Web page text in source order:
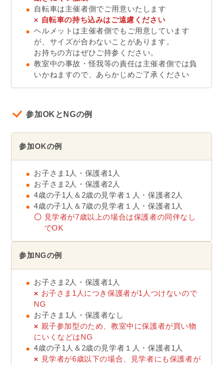
自転車は主催者側でご用意いたします
× 自転車の持ち込みはご遠慮ください
ヘルメットは主催者側でもご用意しています
が、サイズが合わないことがあります。
お持ちの方はぜひご持参ください。
教室中の事故・怪我等の責任は主催者側では負
いかねますので、あらかじめご了承ください
参加OKとNGの例
参加OKの例
お子さま1人・保護者1人
お子さま2人・保護者2人
4歳の子1人＆2歳の見学者１人・保護者2人
4歳の子1人＆7歳の見学者１人・保護者1人
〇 見学者が7歳以上の場合は保護者の同伴なし
でOK
参加NGの例
お子さま2人・保護者1人
× お子さま1人につき保護者が1人つけないので
NG
お子さま1人・保護者なし
× 親子参加型のため、教室中に保護者が買い物
にいくなどはNG
4歳の子1人＆2歳の見学者１人・保護者1人
× 見学者が6歳以下の場合、見学者にも保護者が